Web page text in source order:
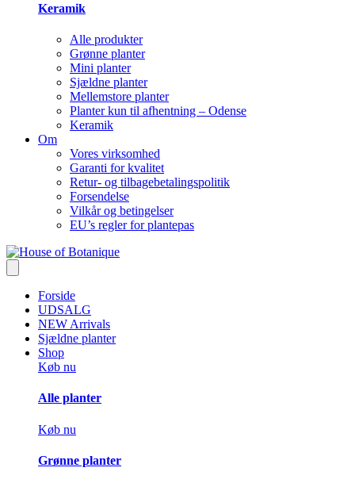
Keramik
Alle produkter
Grønne planter
Mini planter
Sjældne planter
Mellemstore planter
Planter kun til afhentning – Odense
Keramik
Om
Vores virksomhed
Garanti for kvalitet
Retur- og tilbagebetalingspolitik
Forsendelse
Vilkår og betingelser
EU’s regler for plantepas
Forside
UDSALG
NEW Arrivals
Sjældne planter
Shop
Køb nu
Alle planter
Køb nu
Grønne planter